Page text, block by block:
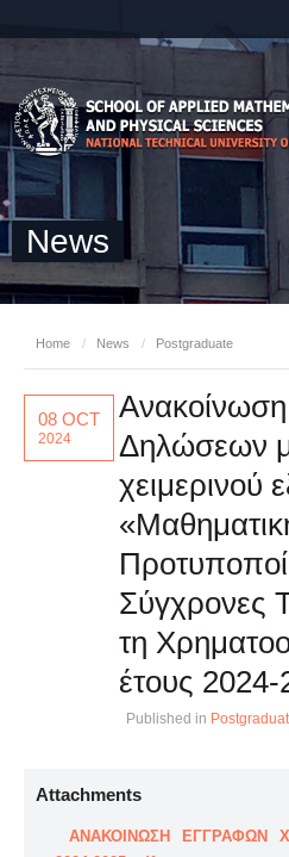
News
Home / News / Postgraduate
08 OCT
2024
Δηλώσεων
Σύγχρονες
τη
έτους 2024-
Published in
Attachments
ΑΝΑΚΟΙΝΩΣΗ ΕΓΓΡΑΦΩΝ